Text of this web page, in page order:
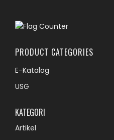
PRODUCT CATEGORIES
E-Katalog
USG
KATEGORI
Artikel